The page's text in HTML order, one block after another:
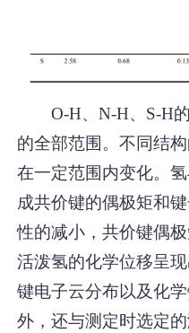
O-H、N-H、S-H
的全部范围。不同结
在一定范围内变化。
成共价键的偶极矩和
性的减小，共价键偶
活泼氢的化学位移呈
键电子云分布以及化
外，还与测定时选定